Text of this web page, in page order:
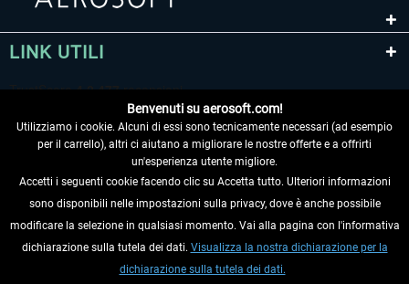
LINK UTILI
RECEDERE DAL CONTRATTO
INFORMAZIONI
Benvenuti su aerosoft.com!
Utilizziamo i cookie. Alcuni di essi sono tecnicamente necessari (ad esempio
per il carrello), altri ci aiutano a migliorare le nostre offerte e a offrirti
un'esperienza utente migliore.
Accetti i seguenti cookie facendo clic su Accetta tutto. Ulteriori informazioni
sono disponibili nelle impostazioni sulla privacy, dove è anche possibile
modificare la selezione in qualsiasi momento. Vai alla pagina con l'informativa
dichiarazione sulla tutela dei dati. Visualizza la nostra dichiarazione per la
dichiarazione sulla tutela dei dati.